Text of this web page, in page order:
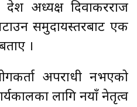
अध्यक्ष दिवाकरराज
समुदायस्तरबाट एक
।
अपराधी नभएको
लागि नयाँ नेतृत्व